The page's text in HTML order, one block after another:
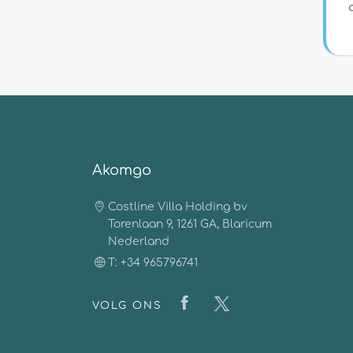
Akomgo
Costline Villa Holding bv
Torenlaan 9, 1261 GA, Blaricum
Nederland
T: +34 965796741
VOLG ONS